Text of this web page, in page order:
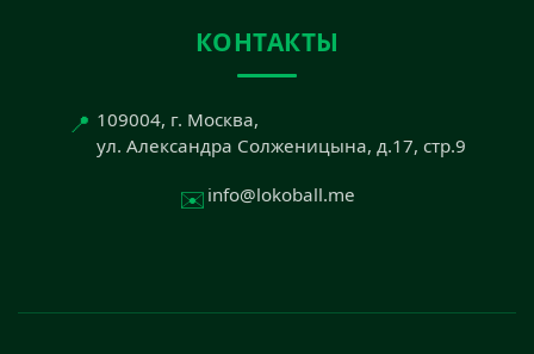
КОНТАКТЫ
📍 109004, г. Москва,
ул. Александра Солженицына, д.17, стр.9
✉️ info@lokoball.me